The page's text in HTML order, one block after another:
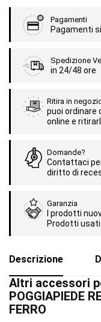
Pagamenti
Pagamenti
Spedizione
in 24/48 ore
Ritira in
puoi ordinare
online e
Domande?
Contattaci
diritto di
Garanzia
I prodotti
Prodotti usati
Descrizione
Altri accessori
POGGIAPIEDE
FERRO